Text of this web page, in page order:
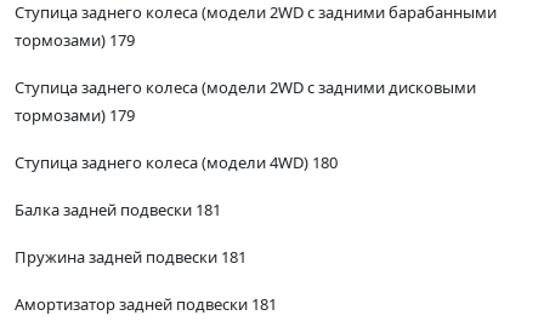
Ступица заднего колеса (модели 2WD с задними барабанными
тормозами) 179
Ступица заднего колеса (модели 2WD с задними дисковыми
тормозами) 179
Ступица заднего колеса (модели 4WD) 180
Балка задней подвески 181
Пружина задней подвески 181
Амортизатор задней подвески 181